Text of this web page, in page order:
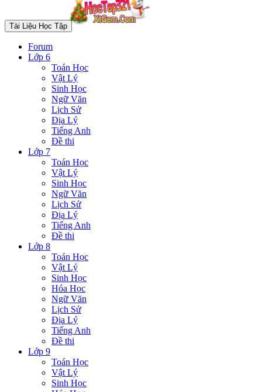
Tài Liệu Học Tập
Forum
Lớp 6
Toán Học
Vật Lý
Sinh Học
Ngữ Văn
Lịch Sử
Địa Lý
Tiếng Anh
Đề thi
Lớp 7
Toán Học
Vật Lý
Sinh Học
Ngữ Văn
Lịch Sử
Địa Lý
Tiếng Anh
Đề thi
Lớp 8
Toán Học
Vật Lý
Sinh Học
Hóa Học
Ngữ Văn
Lịch Sử
Địa Lý
Tiếng Anh
Đề thi
Lớp 9
Toán Học
Vật Lý
Sinh Học